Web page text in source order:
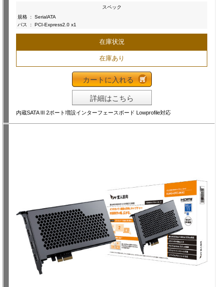
スペック
規格 :
SerialATA
バス
: PCI-Express2.0 x1
在庫状況
在庫あり
カートに入れる
詳細はこちら
内蔵SATA III 2ポート増設インターフェースボード Lowprofile対応